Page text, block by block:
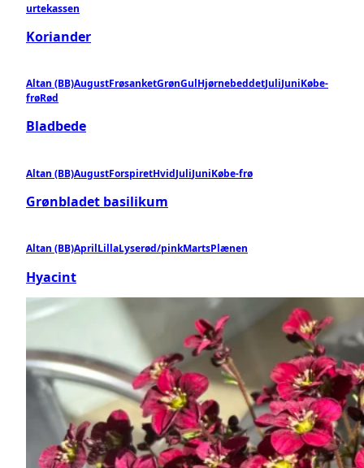
urtekassen
Koriander
Altan (BB)AugustFrøsanketGrønGulHjørnebeddetJuliJuniKøbe-
frøRød
Bladbede
Altan (BB)AugustForspiretHvidJuliJuniKøbe-frø
Grønbladet basilikum
Altan (BB)AprilLillaLyserød/pinkMartsPlænen
Hyacint